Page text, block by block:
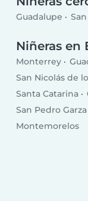
Guadalupe
Niñeras en
Monterrey
San Nicolás de
Santa Catarina
San Pedro
Montemorelos